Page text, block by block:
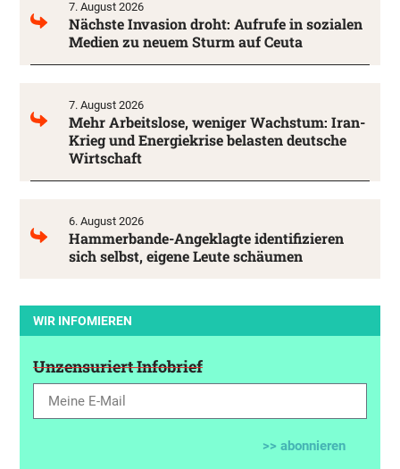
7. August 2026
Nächste Invasion droht: Aufrufe in sozialen
Medien zu neuem Sturm auf Ceuta
7. August 2026
Mehr Arbeitslose, weniger Wachstum: Iran-
Krieg und Energiekrise belasten deutsche
Wirtschaft
6. August 2026
Hammerbande-Angeklagte identifizieren
sich selbst, eigene Leute schäumen
WIR INFOMIEREN
Unzensuriert Infobrief
>> abonnieren